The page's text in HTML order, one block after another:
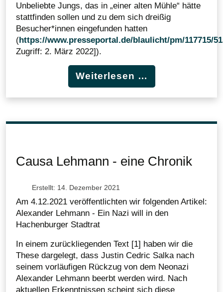
Unbeliebte Jungs, das in „einer alten Mühle“ hätte
stattfinden sollen und zu dem sich dreißig
Besucher*innen eingefunden hatten
(https://www.presseportal.de/blaulicht/pm/117715/
Zugriff: 2. März 2022]).
Weiterlesen …
Causa Lehmann - eine Chronik
Erstellt: 14. Dezember 2021
Am 4.12.2021 veröffentlichten wir folgenden Artikel:
Alexander Lehmann - Ein Nazi will in den
Hachenburger Stadtrat
In einem zurückliegenden Text [1] haben wir die
These dargelegt, dass Justin Cedric Salka nach
seinem vorläufigen Rückzug von dem Neonazi
Alexander Lehmann beerbt werden wird. Nach
aktuellen Erkenntnissen scheint sich diese